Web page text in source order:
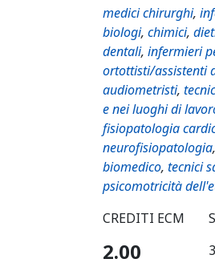
medici chirurghi,
biologi, chimici,
dentali, infermieri
ortottisti/assistenti
audiometristi,
e nei luoghi di
fisiopatologia
neurofisiopatologia,
biomedico, tecnici
psicomotricità
CREDITI ECM
2.00